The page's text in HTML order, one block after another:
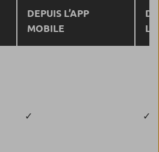
DEPUIS L’APP
MOBILE
✓ ✓